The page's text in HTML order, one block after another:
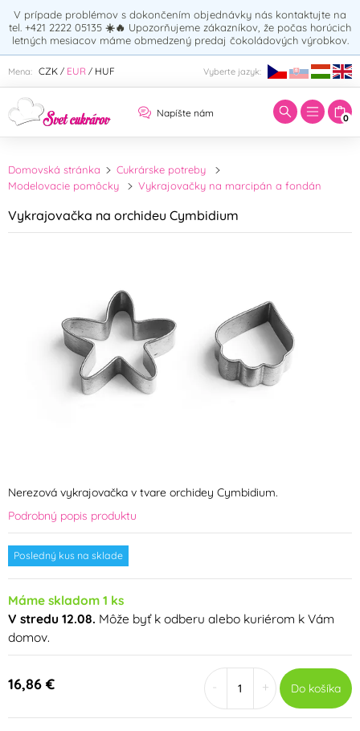
V prípade problémov s dokončením objednávky nás kontaktujte na
tel. +421 2222 05135 ☀️🔥 Upozorňujeme zákazníkov, že počas horúcich
letných mesiacov máme obmedzený predaj čokoládových výrobkov.
Mena: CZK / EUR / HUF Vyberte jazyk:
Napíšte nám 0
Zadajte hľadaný výraz:
Domovská stránka
Cukrárske potreby
Modelovacie pomôcky
Vykrajovačky na marcipán a fondán
Vykrajovačka na orchideu Cymbidium
Nerezová vykrajovačka v tvare orchidey Cymbidium.
Podrobný popis produktu
Posledný kus na sklade
Máme skladom 1 ks
V stredu 12.08. Môže byť k odberu alebo kuriérom k Vám
domov.
16,86 € + Do košíka